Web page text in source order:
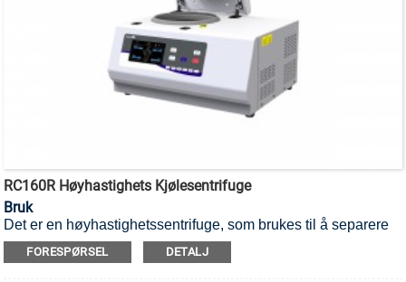
RC160R Høyhastighets Kjølesentrifuge
Bruk
Det er en høyhastighetssentrifuge, som brukes til å separere
forskjellige komponenter i en blanding.
FORESPØRSEL DETALJ